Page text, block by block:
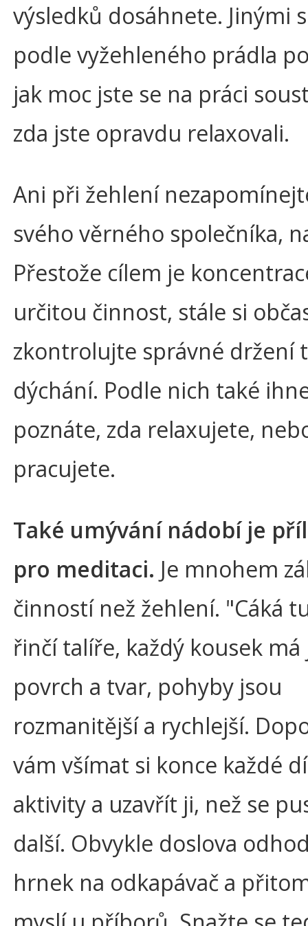
výsledků dosáhnete. Jinými
podle vyžehleného prádla
jak moc jste se na práci
zda jste opravdu relaxovali.
Ani při žehlení
svého věrného společníka,
Přestože cílem je
určitou činnost, stále si
zkontrolujte správné držení
dýchání. Podle nich také
poznáte, zda relaxujete,
pracujete.
Také umývání nádobí je
pro meditaci. Je mnohem
činností než žehlení. "Cáká
řinčí talíře, každý kousek má
povrch a tvar, pohyby jsou
rozmanitější a rychlejší.
vám všímat si konce každé
aktivity a uzavřít ji, než se
další. Obvykle doslova
hrnek na odkapávač a